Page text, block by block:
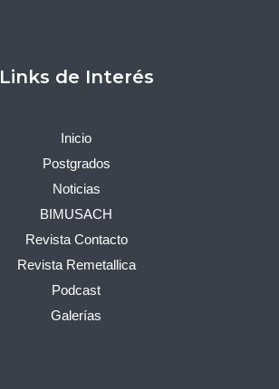
Links de Interés
Inicio
Postgrados
Noticias
BIMUSACH
Revista Contacto
Revista Remetallica
Podcast
Galerías